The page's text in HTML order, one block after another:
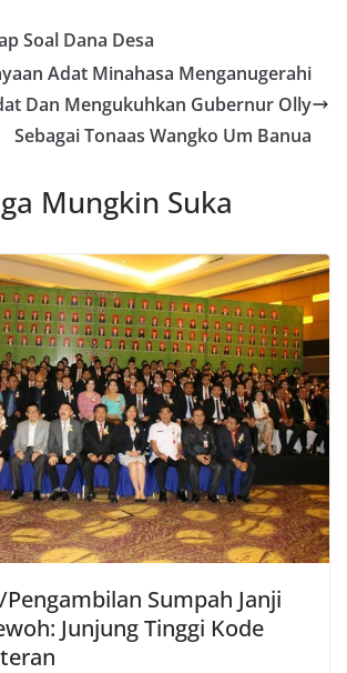
o
o
k
n p
p
g
er
Soal Dana Desa
Adat Minahasa Menganugerahi
Dan Mengukuhkan Gubernur Olly
Sebagai Tonaas Wangko Um Banua
Mungkin Suka
Sumpah Janji
Junjung Tinggi Kode